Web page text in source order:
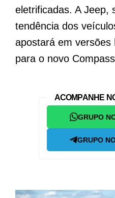
eletrificadas. A Jeep,
tendência dos
apostará em
para o novo
ACOMPANHE
GRUPO
GRUPO